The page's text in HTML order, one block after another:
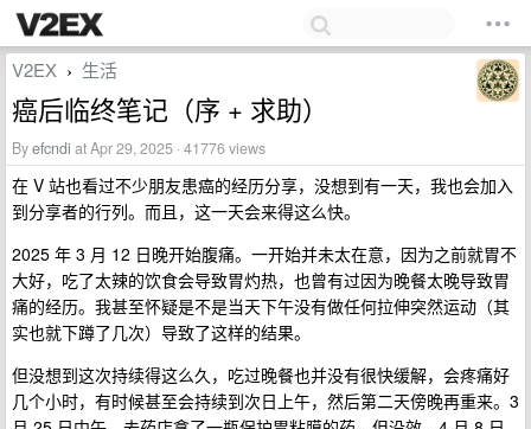
V2EX › 生活
癌后临终笔记（序 + 求助）
Byefcndi at Apr 29, 2025 · 41776 views
在 V 站也看过不少朋友患癌的经历分享，没想到有一天，我也会加入
到分享者的行列。而且，这一天会来得这么快。
2025 年 3 月 12 日晚开始腹痛。一开始并未太在意，因为之前就胃不
大好，吃了太辣的饮食会导致胃灼热，也曾有过因为晚餐太晚导致胃
痛的经历。我甚至怀疑是不是当天下午没有做任何拉伸突然运动（其
实也就下蹲了几次）导致了这样的结果。
但没想到这次持续得这么久，吃过晚餐也并没有很快缓解，会疼痛好
几个小时，有时候甚至会持续到次日上午，然后第二天傍晚再重来。3